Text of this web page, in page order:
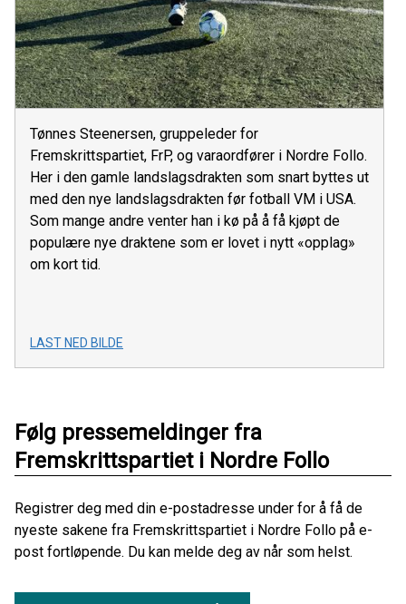
Tønnes Steenersen, gruppeleder for
Fremskrittspartiet, FrP, og varaordfører i Nordre Follo.
Her i den gamle landslagsdrakten som snart byttes ut
med den nye landslagsdrakten før fotball VM i USA.
Som mange andre venter han i kø på å få kjøpt de
populære nye draktene som er lovet i nytt «opplag»
om kort tid.
LAST NED BILDE
Følg pressemeldinger fra
Fremskrittspartiet i Nordre Follo
Registrer deg med din e-postadresse under for å få de
nyeste sakene fra Fremskrittspartiet i Nordre Follo på e-
post fortløpende. Du kan melde deg av når som helst.